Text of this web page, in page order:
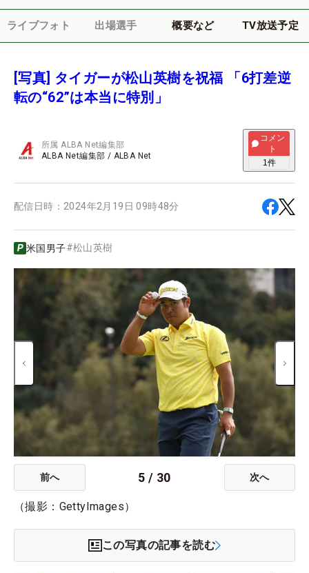
ライブフォト 出場選手 概要など TV放送予定
[写真] タイガーが松山英樹を祝福 「6打差逆
転の“62”は本当に特別」
所属ALBA Net編集部
ALBA Net編集部 / ALBA Net
コメン
ト
1件
配信日時： 2024年2月19日 09時48分
米国男子#松山英樹
前へ 5 / 30 次へ
（撮影：GettyImages）
この写真の記事を読む